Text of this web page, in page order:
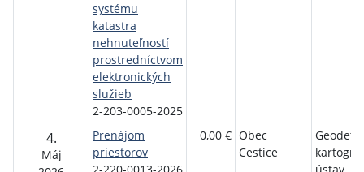
systému
katastra
nehnuteľností
prostredníctvom
elektronických
služieb
2-203-0005-2025
4.
Máj
Prenájom
priestorov
0,00 € Obec
Cestice